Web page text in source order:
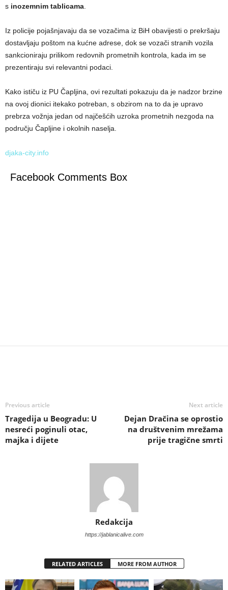
s inozemnim tablicama.
Iz policije pojašnjavaju da se vozačima iz BiH obavijesti o prekršaju
dostavljaju poštom na kućne adrese, dok se vozači stranih vozila
sankcioniraju prilikom redovnih prometnih kontrola, kada im se
prezentiraju svi relevantni podaci.
Kako ističu iz PU Čapljina, ovi rezultati pokazuju da je nadzor brzine
na ovoj dionici itekako potreban, s obzirom na to da je upravo
prebrza vožnja jedan od najčešćih uzroka prometnih nezgoda na
području Čapljine i okolnih naselja.
djaka-city.info
Facebook Comments Box
Previous article
Tragedija u Beogradu: U
nesreći poginuli otac,
majka i dijete
Next article
Dejan Dračina se oprostio
na društvenim mrežama
prije tragične smrti
Redakcija
https://jablanicalive.com
RELATED ARTICLES MORE FROM AUTHOR